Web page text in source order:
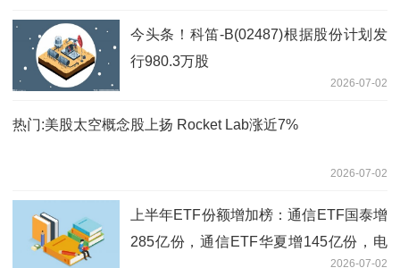
今头条！科笛-B(02487)根据股份计划发
行980.3万股
2026-07-02
热门:美股太空概念股上扬 Rocket Lab涨近7%
2026-07-02
上半年ETF份额增加榜：通信ETF国泰增
285亿份，通信ETF华夏增145亿份，电
2026-07-02